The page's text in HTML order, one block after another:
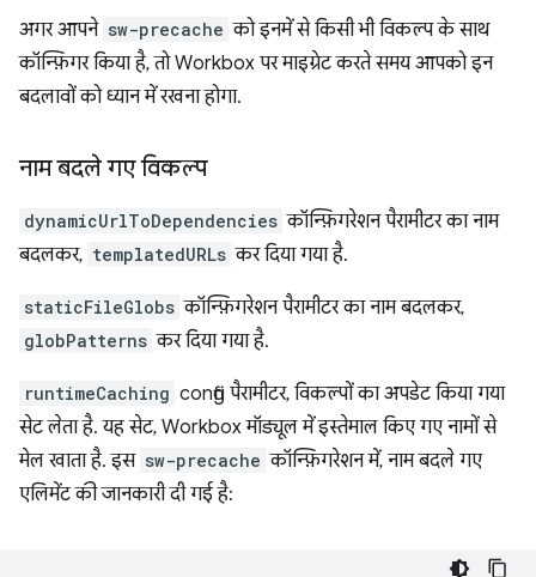
अगर आपने sw-precache को इनमें से किसी भी विकल्प के साथ
कॉन्फ़िगर किया है, तो Workbox पर माइग्रेट करते समय आपको इन
बदलावों को ध्यान में रखना होगा.
नाम बदले गए विकल्प
dynamicUrlToDependencies कॉन्फ़िगरेशन पैरामीटर का नाम
बदलकर, templatedURLs कर दिया गया है.
staticFileGlobs कॉन्फ़िगरेशन पैरामीटर का नाम बदलकर,
globPatterns कर दिया गया है.
runtimeCaching config पैरामीटर, विकल्पों का अपडेट किया गया
सेट लेता है. यह सेट, Workbox मॉड्यूल में इस्तेमाल किए गए नामों से
मेल खाता है. इस sw-precache कॉन्फ़िगरेशन में, नाम बदले गए
एलिमेंट की जानकारी दी गई है: